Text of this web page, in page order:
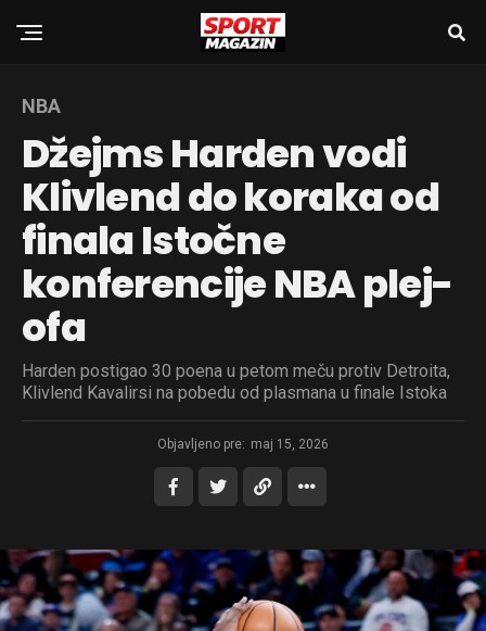
NBA
Džejms Harden vodi
Klivlend do koraka od
finala Istočne
konferencije NBA plej-
ofa
Harden postigao 30 poena u petom meču protiv Detroita,
Klivlend Kavalirsi na pobedu od plasmana u finale Istoka
Objavljeno pre: maj 15, 2026